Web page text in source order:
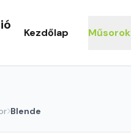
Kezdőlap Műsorok
Blende